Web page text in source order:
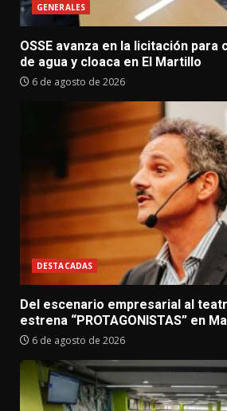
GENERALES
OSSE avanza en la licitación
de agua y cloaca en El Martillo
6 de agosto de 2026
DESTACADAS
Del escenario empresarial al
estrena “PROTAGONISTAS” en
6 de agosto de 2026